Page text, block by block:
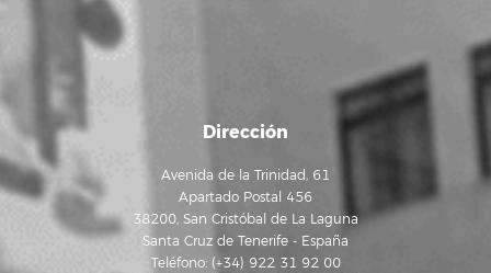
Dirección
Avenida de la Trinidad, 61
Apartado Postal 456
38200, San Cristóbal de La Laguna
Santa Cruz de Tenerife - España
Teléfono: (+34) 922 31 92 00